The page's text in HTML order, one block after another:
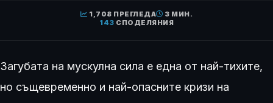
1,708 ПРЕГЛЕДА
3 МИН.
143 СПОДЕЛЯНИЯ
Загубата на мускулна сила е една от най-тихите,
но същевременно и най-опасните кризи на